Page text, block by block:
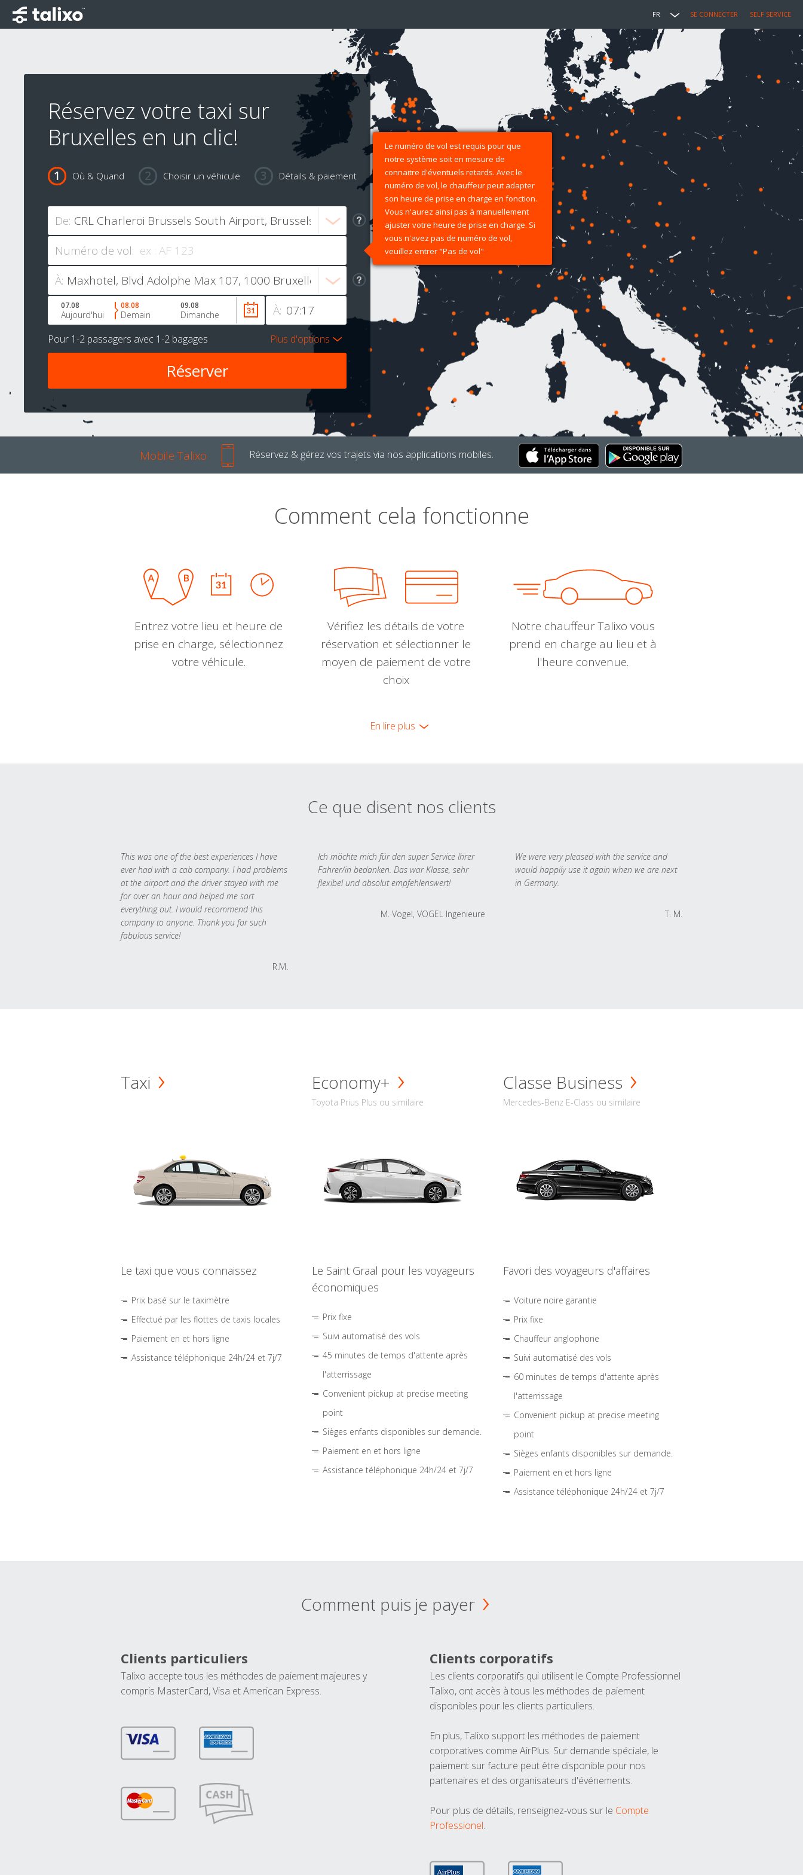
FR SE CONNECTER SELF SERVICE
Réservez votre taxi sur
Bruxelles en un clic!
Où & Quand Choisir un véhicule Détails & paiement
De:
Numéro de vol:
Le numéro de vol est requis pour que
notre système soit en mesure de
connaitre d'éventuels retards. Avec le
numéro de vol, le chauffeur peut adapter
son heure de prise en charge en fonction.
Vous n'aurez ainsi pas à manuellement
ajuster votre heure de prise en charge. Si
vous n'avez pas de numéro de vol,
veuillez entrer "Pas de vol"
À:
À:
07.08
Aujourd'hui
08.08
Demain
09.08
Dimanche
Pour 1-2 passagers avec 1-2 bagages Plus d'options
Mobile Talixo Réservez & gérez vos trajets via nos applications mobiles.
Comment cela fonctionne
Entrez votre lieu et heure de
prise en charge, sélectionnez
votre véhicule.
Vérifiez les détails de votre
réservation et sélectionner le
moyen de paiement de votre
choix
Notre chauffeur Talixo vous
prend en charge au lieu et à
l'heure convenue.
En lire plus
Ce que disent nos clients
This was one of the best experiences I have
ever had with a cab company. I had problems
at the airport and the driver stayed with me
for over an hour and helped me sort
everything out. I would recommend this
company to anyone. Thank you for such
fabulous service!
R.M.
Ich möchte mich für den super Service Ihrer
Fahrer/in bedanken. Das war Klasse, sehr
flexibel und absolut empfehlenswert!
M. Vogel, VOGEL Ingenieure
We were very pleased with the service and
would happily use it again when we are next
in Germany.
T. M.
Taxi
Le taxi que vous connaissez
Prix basé sur le taximètre
Effectué par les flottes de taxis locales
Paiement en et hors ligne
Assistance téléphonique 24h/24 et 7j/7
Economy+
Toyota Prius Plus ou similaire
Le Saint Graal pour les voyageurs
économiques
Prix fixe
Suivi automatisé des vols
45 minutes de temps d'attente après
l'atterrissage
Convenient pickup at precise meeting
point
Sièges enfants disponibles sur demande.
Paiement en et hors ligne
Assistance téléphonique 24h/24 et 7j/7
Classe Business
Mercedes-Benz E-Class ou similaire
Favori des voyageurs d'affaires
Voiture noire garantie
Prix fixe
Chauffeur anglophone
Suivi automatisé des vols
60 minutes de temps d'attente après
l'atterrissage
Convenient pickup at precise meeting
point
Sièges enfants disponibles sur demande.
Paiement en et hors ligne
Assistance téléphonique 24h/24 et 7j/7
Comment puis je payer
Clients particuliers
Talixo accepte tous les méthodes de paiement majeures y
compris MasterCard, Visa et American Express.
Clients corporatifs
Les clients corporatifs qui utilisent le Compte Professionnel
Talixo, ont accès à tous les méthodes de paiement
disponibles pour les clients particuliers.
En plus, Talixo support les méthodes de paiement
corporatives comme AirPlus. Sur demande spéciale, le
paiement sur facture peut être disponible pour nos
partenaires et des organisateurs d'événements.
Pour plus de détails, renseignez-vous sur le Compte
Professionel.